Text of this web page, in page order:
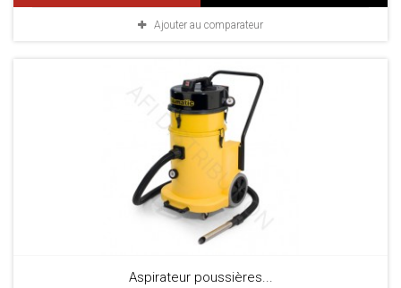
Ajouter au comparateur
Aspirateur poussières...